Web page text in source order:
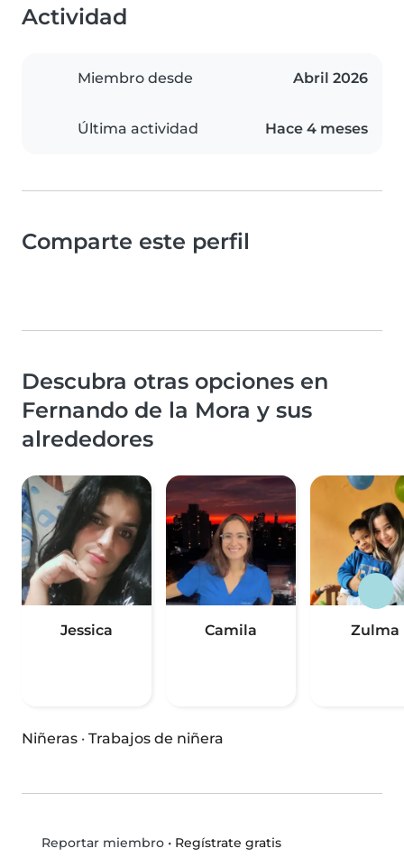
Actividad
Miembro desde Abril 2026
Última actividad Hace 4 meses
Comparte este perfil
Descubra otras opciones en
Fernando de la Mora y sus
alrededores
Jessica Camila Zulma
Niñeras · Trabajos de niñera
Reportar miembro• Regístrate gratis